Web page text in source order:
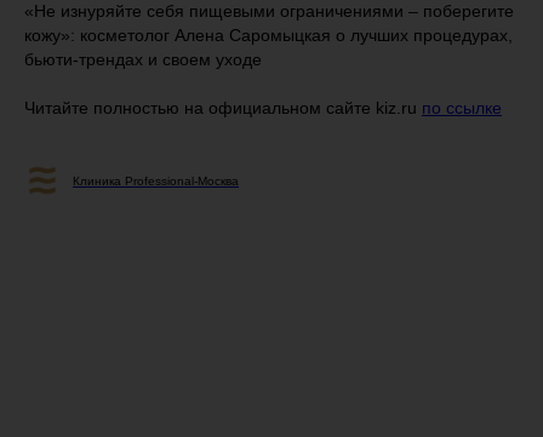
«Не изнуряйте себя пищевыми ограничениями – поберегите
кожу»: косметолог Алена Саромыцкая о лучших процедурах,
бьюти-трендах и своем уходе
Читайте полностью на официальном сайте kiz.ru по ссылке
Клиника Professional-Москва